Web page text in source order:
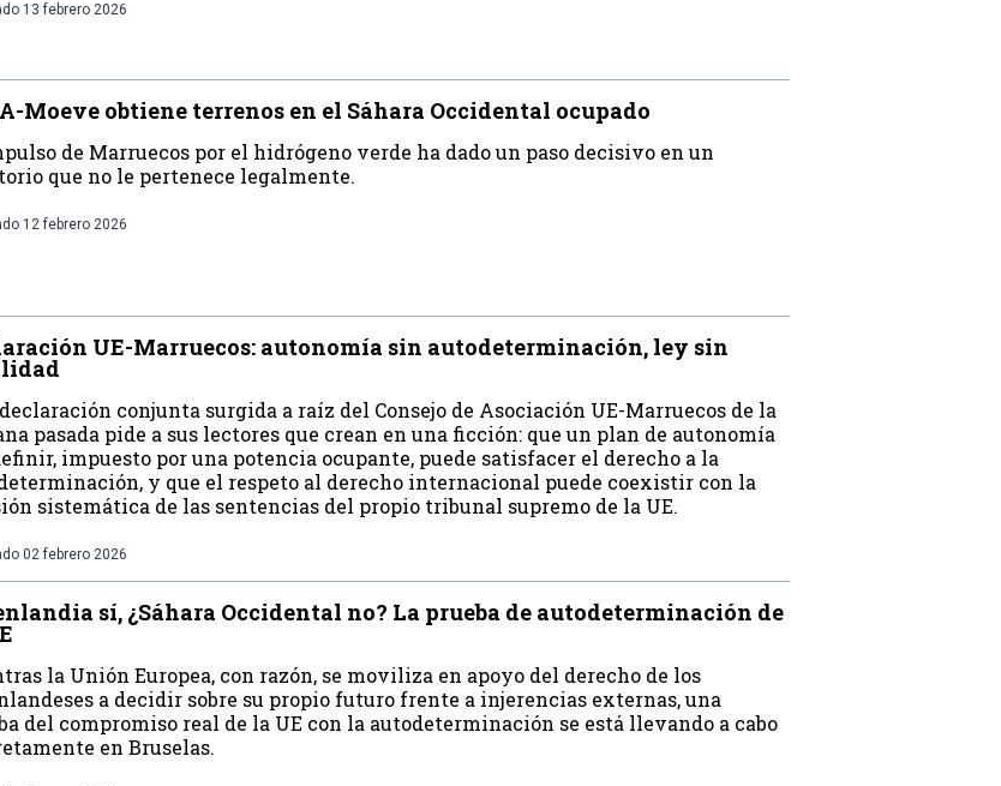
13 febrero 2026
Moeve obtiene terrenos en el Sáhara Occidental ocupado
de Marruecos por el hidrógeno verde ha dado un paso decisivo en un
que no le pertenece legalmente.
12 febrero 2026
UE-Marruecos: autonomía sin autodeterminación, ley sin
conjunta surgida a raíz del Consejo de Asociación UE-Marruecos de la
pasada pide a sus lectores que crean en una ficción: que un plan de autonomía
impuesto por una potencia ocupante, puede satisfacer el derecho a la
y que el respeto al derecho internacional puede coexistir con la
sistemática de las sentencias del propio tribunal supremo de la UE.
02 febrero 2026
sí, ¿Sáhara Occidental no? La prueba de autodeterminación de
la Unión Europea, con razón, se moviliza en apoyo del derecho de los
a decidir sobre su propio futuro frente a injerencias externas, una
del compromiso real de la UE con la autodeterminación se está llevando a cabo
en Bruselas.